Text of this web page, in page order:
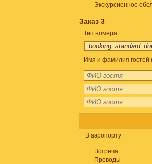
Экскурсионное
Заказ 3
Тип номера
Имя и фамилия гостей
В аэропорту
Встреча
Проводы